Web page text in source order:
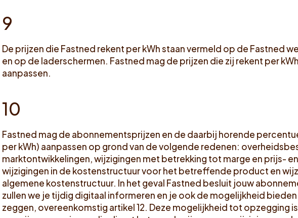
9
De prijzen die Fastned rekent per kWh staan vermeld op de Fastned
en op de laderschermen. Fastned mag de prijzen die zij rekent per
aanpassen.
10
Fastned mag de abonnementsprijzen en de daarbij horende
per kWh) aanpassen op grond van de volgende redenen:
marktontwikkelingen, wijzigingen met betrekking tot marge en prijs-
wijzigingen in de kostenstructuur voor het betreffende product en
algemene kostenstructuur. In het geval Fastned besluit jouw
zullen we je tijdig digitaal informeren en je ook de mogelijkheid
zeggen, overeenkomstig artikel 12. Deze mogelijkheid tot opzegging